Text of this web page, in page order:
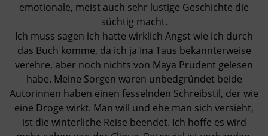
emotionale, meist auch sehr lustige Geschichte die
süchtig macht.
Ich muss sagen ich hatte wirklich Angst wie ich durch
das Buch komme, da ich ja Ina Taus bekannterweise
verehre, aber noch nichts von Maya Prudent gelesen
habe. Meine Sorgen waren unbedgründet beide
Autorinnen haben einen fesselnden Schreibstil, der wie
eine Droge wirkt. Man will und ehe man sich versieht,
ist die winterliche Reise beendet. Ich hoffe es wird